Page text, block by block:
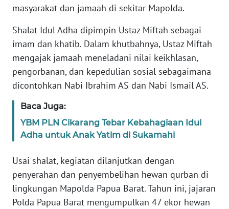
masyarakat dan jamaah di sekitar Mapolda.
Shalat Idul Adha dipimpin Ustaz Miftah sebagai
imam dan khatib. Dalam khutbahnya, Ustaz Miftah
mengajak jamaah meneladani nilai keikhlasan,
pengorbanan, dan kepedulian sosial sebagaimana
dicontohkan Nabi Ibrahim AS dan Nabi Ismail AS.
Baca Juga:
YBM PLN Cikarang Tebar Kebahagiaan Idul
Adha untuk Anak Yatim di Sukamahi
Usai shalat, kegiatan dilanjutkan dengan
penyerahan dan penyembelihan hewan qurban di
lingkungan Mapolda Papua Barat. Tahun ini, jajaran
Polda Papua Barat mengumpulkan 47 ekor hewan
News
Regional
WN
SUMUT
JAKARTA
WN
WN
BANTEN